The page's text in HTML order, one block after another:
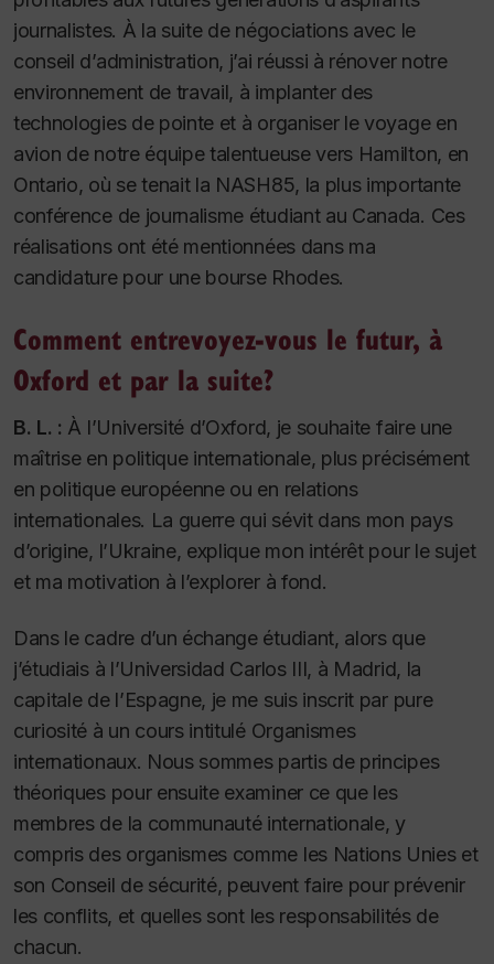
journalistes. À la suite de négociations avec le
conseil d’administration, j’ai réussi à rénover notre
environnement de travail, à implanter des
technologies de pointe et à organiser le voyage en
avion de notre équipe talentueuse vers Hamilton, en
Ontario, où se tenait la NASH85, la plus importante
conférence de journalisme étudiant au Canada. Ces
réalisations ont été mentionnées dans ma
candidature pour une bourse Rhodes.
Comment entrevoyez-vous le futur, à
Oxford et par la suite?
B. L. : À l’Université d’Oxford, je souhaite faire une
maîtrise en politique internationale, plus précisément
en politique européenne ou en relations
internationales. La guerre qui sévit dans mon pays
d’origine, l’Ukraine, explique mon intérêt pour le sujet
et ma motivation à l’explorer à fond.
Dans le cadre d’un échange étudiant, alors que
j’étudiais à l’Universidad Carlos III, à Madrid, la
capitale de l’Espagne, je me suis inscrit par pure
curiosité à un cours intitulé Organismes
internationaux. Nous sommes partis de principes
théoriques pour ensuite examiner ce que les
membres de la communauté internationale, y
compris des organismes comme les Nations Unies et
son Conseil de sécurité, peuvent faire pour prévenir
les conflits, et quelles sont les responsabilités de
chacun.